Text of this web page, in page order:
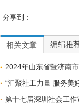
分享到：
相关文章 编辑推
2024年山东省暨济南
“汇聚社工力量 服务
第十七届深圳社会工作